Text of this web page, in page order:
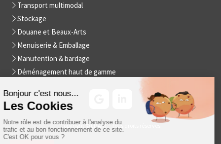
Transport multimodal
Stockage
Douane et Beaux-Arts
Menuiserie & Emballage
Manutention & bardage
Déménagement haut de gamme
Copyright © LP ART - Tous droits réservés